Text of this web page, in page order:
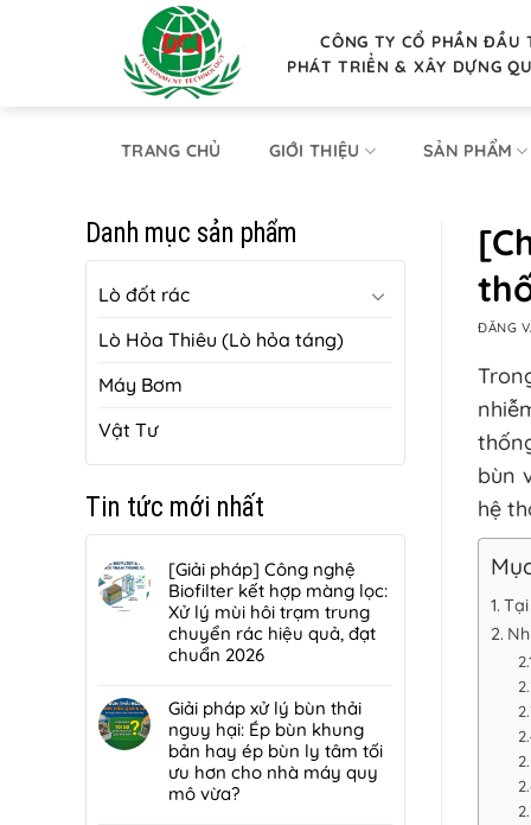
CÔNG TY CỔ PHẦN ĐẦU
PHÁT TRIỂN & XÂY DỰNG
TRANG CHỦ GIỚI THIỆU SẢN PHẨM
Danh mục sản phẩm
Lò đốt rác
Lò Hỏa Thiêu (Lò hỏa táng)
Máy Bơm
Vật Tư
Tin tức mới nhất
[Giải pháp] Công nghệ
Biofilter kết hợp màng lọc:
Xử lý mùi hôi trạm trung
chuyển rác hiệu quả, đạt
chuẩn 2026
có
bình
luận
ở
[Giải
pháp]
Giải pháp xử lý bùn thải
nguy hại: Ép bùn khung
bản hay ép bùn ly tâm tối
ưu hơn cho nhà máy quy
mô vừa?
ĐĂNG
bùn
hệ